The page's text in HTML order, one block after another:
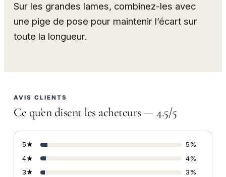
Sur les grandes lames, combinez-les avec
une pige de pose pour maintenir l’écart sur
toute la longueur.
AVIS CLIENTS
Ce qu'en disent les acheteurs — 4.5/5
5★
5%
4★
4%
3★
3%